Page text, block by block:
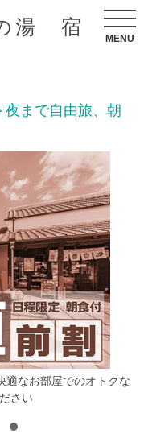
湯 宿
MENU
夜まで自由旅、朝
なお部屋でのオトクな
さい